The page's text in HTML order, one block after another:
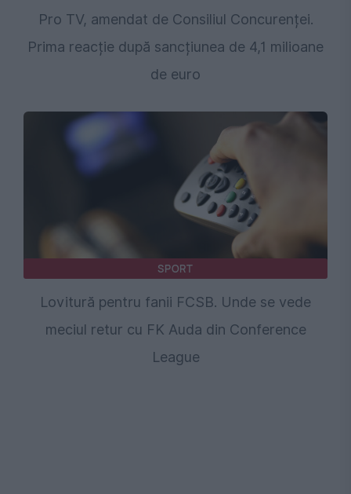
Pro TV, amendat de Consiliul Concurenței.
Prima reacție după sancțiunea de 4,1 milioane
de euro
SPORT
Lovitură pentru fanii FCSB. Unde se vede
meciul retur cu FK Auda din Conference
League